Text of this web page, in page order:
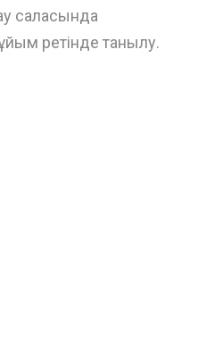
саласында
ретінде танылу.